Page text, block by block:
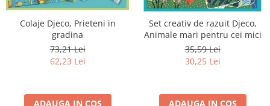
Colaje Djeco, Prieteni in
gradina
73,21 Lei
62,23 Lei
ADAUGA IN COS
Set creativ de razuit Djeco,
Animale mari pentru cei mici
35,59 Lei
30,25 Lei
ADAUGA IN COS